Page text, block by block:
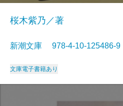
桜木紫乃／著
新潮文庫 978-4-10-
文庫電子書籍あり